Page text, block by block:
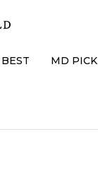
BEST MD PICK